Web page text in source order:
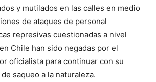
y mutilados en las calles en medio
de ataques de personal
represivas cuestionadas a nivel
Chile han sido negadas por el
oficialista para continuar con su
saqueo a la naturaleza.